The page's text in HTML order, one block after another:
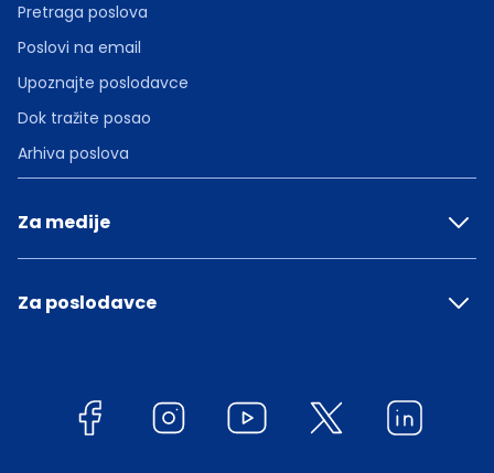
Pretraga poslova
Poslovi na email
Upoznajte poslodavce
Dok tražite posao
Arhiva poslova
Za medije
Za poslodavce